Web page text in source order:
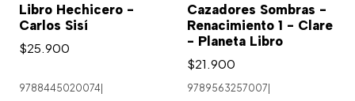
Libro Hechicero -
Carlos Sisí
$25.900
Cazadores Sombras -
Renacimiento 1 - Clare
- Planeta Libro
$21.900
9788445020074 9789563257007